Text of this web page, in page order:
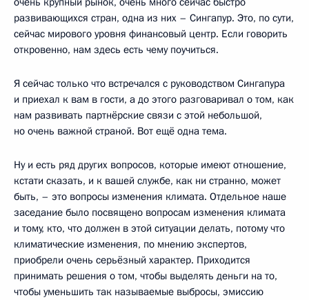
развивающихся стран, одна из них – Сингапур. Это, по сути,
сейчас мирового уровня финансовый центр. Если говорить
откровенно, нам здесь есть чему поучиться.
Я сейчас только что встречался с руководством Сингапура
и приехал к вам в гости, а до этого разговаривал о том, как
нам развивать партнёрские связи с этой небольшой,
но очень важной страной. Вот ещё одна тема.
Ну и есть ряд других вопросов, которые имеют отношение,
кстати сказать, и к вашей службе, как ни странно, может
быть, – это вопросы изменения климата. Отдельное наше
заседание было посвящено вопросам изменения климата
и тому, кто, что должен в этой ситуации делать, потому что
климатические изменения, по мнению экспертов,
приобрели очень серьёзный характер. Приходится
принимать решения о том, чтобы выделять деньги на то,
чтобы уменьшить так называемые выбросы, эмиссию